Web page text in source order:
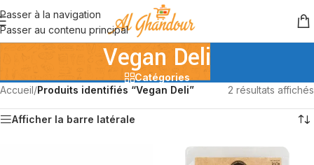
Passer à la navigation
Passer au contenu principal
Vegan Deli
Catégories
Accueil/Produits identifiés “Vegan Deli” 2 résultats affichés
Afficher la barre latérale